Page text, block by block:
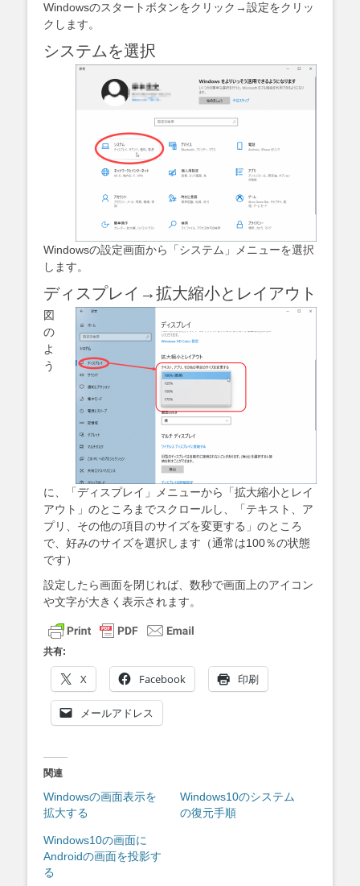
Windowsのスタートボタンをクリック→設定をクリッ
クします。
システムを選択
Windowsの設定画面から「システム」メニューを選択
します。
ディスプレイ→拡大縮小とレイアウト
図
の
よ
う
に、「ディスプレイ」メニューから「拡大縮小とレイ
アウト」のところまでスクロールし、「テキスト、ア
プリ、その他の項目のサイズを変更する」のところ
で、好みのサイズを選択します（通常は100％の状態
です）
設定したら画面を閉じれば、数秒で画面上のアイコン
や文字が大きく表示されます。
共有:
X Facebook 印刷
メールアドレス
関連
Windowsの画面表示を
拡大する
Windows10のシステム
の復元手順
Windows10の画面に
Androidの画面を投影す
る